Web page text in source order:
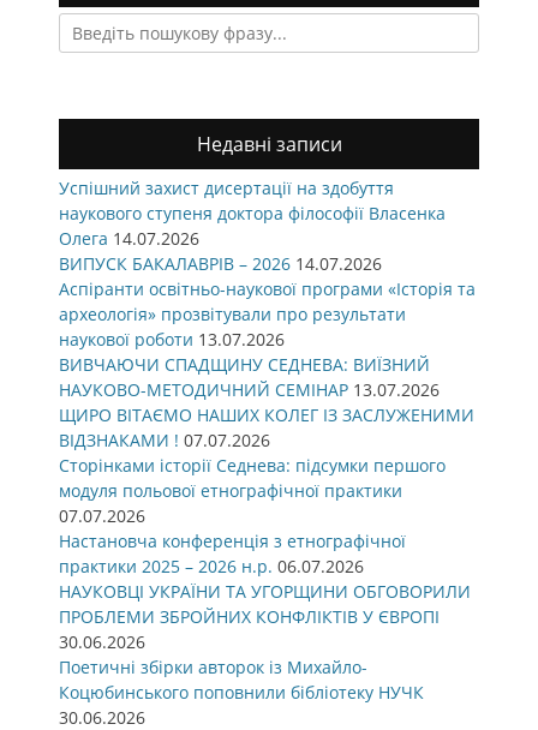
Search
for:
Недавні записи
Успішний захист дисертації на здобуття
наукового ступеня доктора філософії Власенка
Олега 14.07.2026
ВИПУСК БАКАЛАВРІВ – 2026 14.07.2026
Аспіранти освітньо-наукової програми «Історія та
археологія» прозвітували про результати
наукової роботи 13.07.2026
ВИВЧАЮЧИ СПАДЩИНУ СЕДНЕВА: ВИЇЗНИЙ
НАУКОВО-МЕТОДИЧНИЙ СЕМІНАР 13.07.2026
ЩИРО ВІТАЄМО НАШИХ КОЛЕГ ІЗ ЗАСЛУЖЕНИМИ
ВІДЗНАКАМИ ! 07.07.2026
Сторінками історії Седнева: підсумки першого
модуля польової етнографічної практики
07.07.2026
Настановча конференція з етнографічної
практики 2025 – 2026 н.р. 06.07.2026
НАУКОВЦІ УКРАЇНИ ТА УГОРЩИНИ ОБГОВОРИЛИ
ПРОБЛЕМИ ЗБРОЙНИХ КОНФЛІКТІВ У ЄВРОПІ
30.06.2026
Поетичні збірки авторок із Михайло-
Коцюбинського поповнили бібліотеку НУЧК
30.06.2026